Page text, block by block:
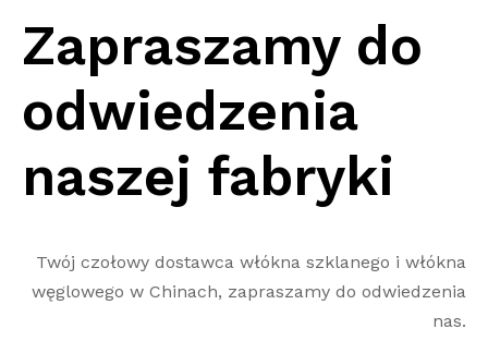
Zapraszamy do
odwiedzenia
naszej fabryki
Twój czołowy dostawca włókna szklanego i włókna
węglowego w Chinach, zapraszamy do odwiedzenia
nas.